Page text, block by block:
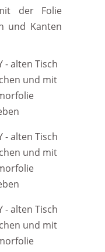
der Folie
und Kanten